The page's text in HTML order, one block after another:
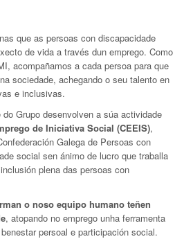
que as persoas con discapacidade
de vida a través dun emprego. Como
acompañamos a cada persoa para que
sociedade, achegando o seu talento en
e inclusivas.
Grupo desenvolven a súa actividade
de Iniciativa Social (CEEIS),
Galega de Persoas con
social sen ánimo de lucro que traballa
plena das persoas con
o noso equipo humano teñen
, atopando no emprego unha ferramenta
persoal e participación social.